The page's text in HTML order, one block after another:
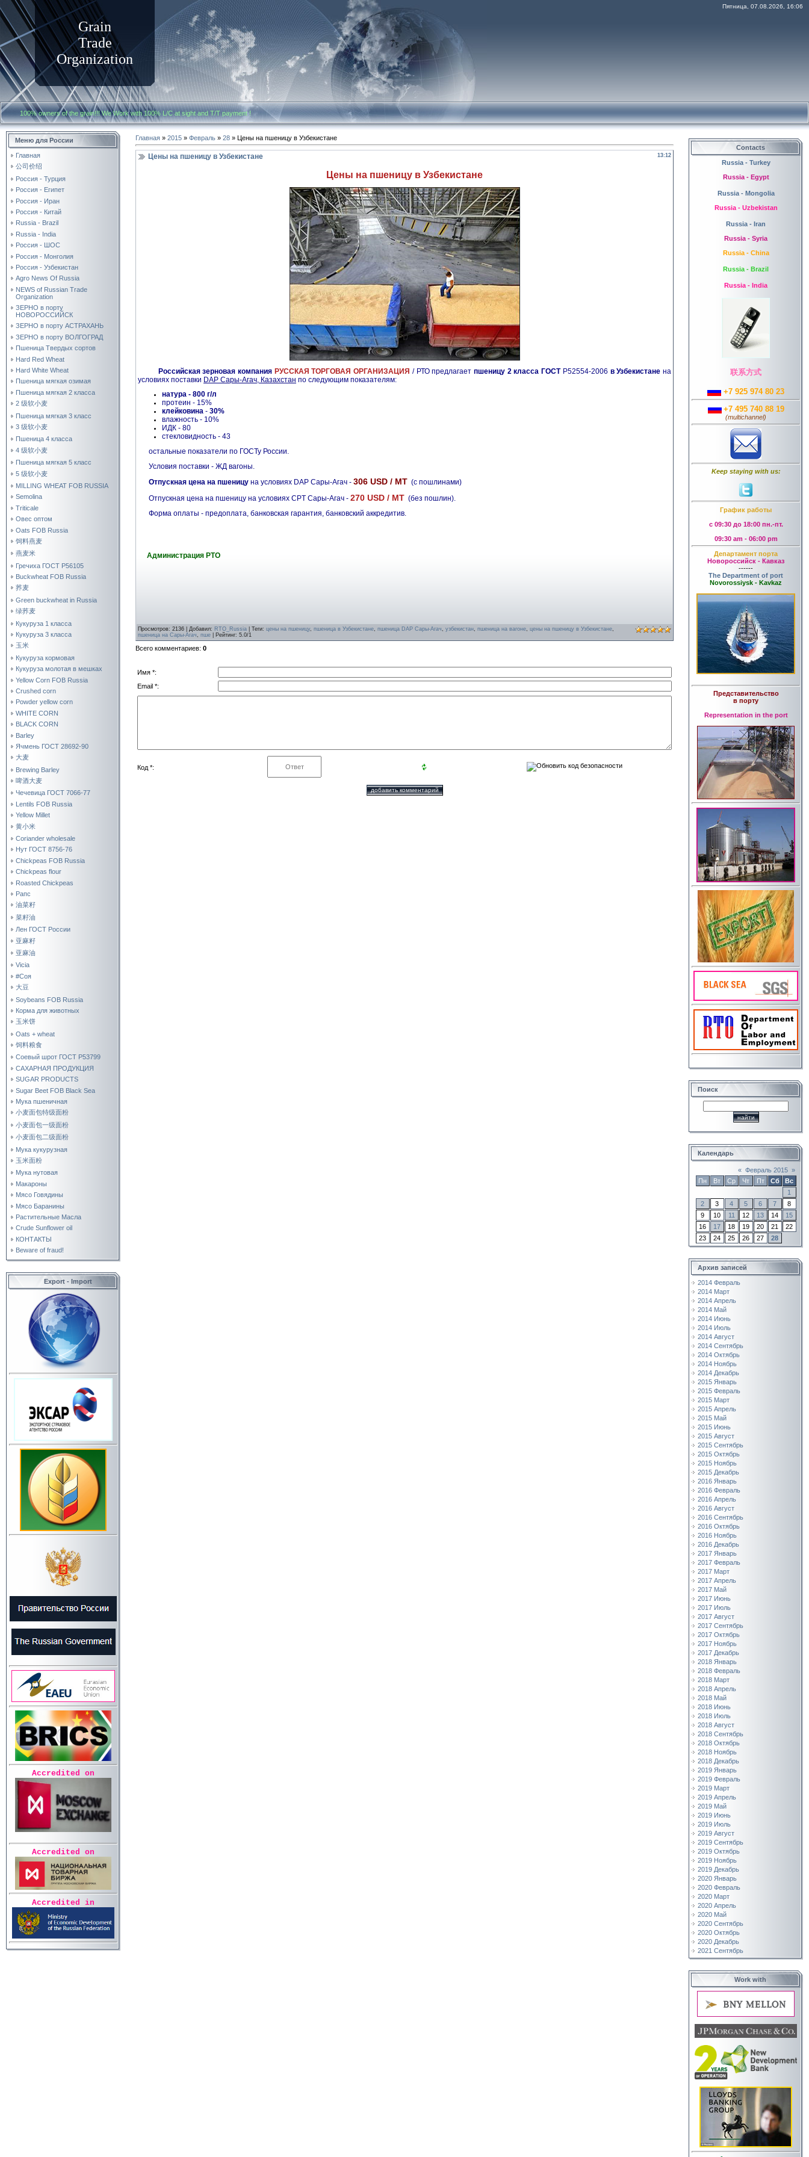
Grain
Trade
Organization
Пятница, 07.08.2026, 16:06
100% owners of the grain!!! We Work with100% L/C at sight and T/T payment!
Меню для России
Главная
公司价绍
Россия - Турция
Россия - Египет
Россия - Иран
Россия - Китай
Russia - Brazil
Russia - India
Россия - ШОС
Россия - Монголия
Россия - Узбекистан
Agro News Of Russia
NEWS of Russian Trade
Organization
ЗЕРНО в порту
НОВОРОССИЙСК
ЗЕРНО в порту АСТРАХАНЬ
ЗЕРНО в порту ВОЛГОГРАД
Пшеница Твердых сортов
Hard Red Wheat
Hard White Wheat
Пшеница мягкая озимая
Пшеница мягкая 2 класса
2 级软小麦
Пшеница мягкая 3 класс
3 级软小麦
Пшеница 4 класса
4 级软小麦
Пшеница мягкая 5 класс
5 级软小麦
MILLING WHEAT FOB RUSSIA
Semolina
Triticale
Овес оптом
Oats FOB Russia
饲料燕麦
燕麦米
Гречиха ГОСТ Р56105
Buckwheat FOB Russia
荞麦
Green buckwheat in Russia
绿荞麦
Кукуруза 1 класса
Кукуруза 3 класса
玉米
Кукуруза кормовая
Кукуруза молотая в мешках
Yellow Corn FOB Russia
Crushed corn
Powder yellow corn
WHITE CORN
BLACK CORN
Barley
Ячмень ГОСТ 28692-90
大麦
Brewing Barley
啤酒大麦
Чечевица ГОСТ 7066-77
Lentils FOB Russia
Yellow Millet
黄小米
Coriander wholesale
Нут ГОСТ 8756-76
Chickpeas FOB Russia
Chickpeas flour
Roasted Chickpeas
Рапс
油菜籽
菜籽油
Лен ГОСТ России
亚麻籽
亚麻油
Vicia
#Соя
大豆
Soybeans FOB Russia
Корма для животных
玉米饼
Oats + wheat
饲料粮食
Соевый шрот ГОСТ Р53799
САХАРНАЯ ПРОДУКЦИЯ
SUGAR PRODUCTS
Sugar Beet FOB Black Sea
Мука пшеничная
小麦面包特级面粉
小麦面包一级面粉
小麦面包二级面粉
Мука кукурузная
玉米面粉
Мука нутовая
Макароны
Мясо Говядины
Мясо Баранины
Растительные Масла
Crude Sunflower oil
КОНТАКТЫ
Beware of fraud!
Export - Import
Accredited on
Accredited on
Accredited in
Главная » 2015 » Февраль » 28 » Цены на пшеницу в Узбекистане
13:12
Цены на пшеницу в Узбекистане
Цены на пшеницу в Узбекистане
Российская зерновая компания РУССКАЯ ТОРГОВАЯ ОРГАНИЗАЦИЯ / РТО предлагаетпшеницу 2 класса ГОСТР52554-2006 в Узбекистане на
условиях поставки DAP Сары-Агач, Казахстан по следующим показателям:
натура - 800 г/л
протеин - 15%
клейковина - 30%
влажность - 10%
ИДК - 80
стекловидность - 43
остальные показатели по ГОСТу России.
Условия поставки - ЖД вагоны.
Отпускная цена на пшеницу на условиях DAP Сары-Агач - 306 USD / MT (с пошлинами)
Отпускная цена на пшеницу на условиях CPT Сары-Агач - 270 USD / MT (без пошлин).
Форма оплаты - предоплата, банковская гарантия, банковский аккредитив.
Администрация РТО
Просмотров: 2136 Добавил: RTO_Russia Теги: цены на пшеницу, пшеница в Узбекистане пшеница DAP Сары-Агач узбекистан пшеница на вагоне цены на пшеницу в Узбекистане
пшеница на Сары-Агач
пше Рейтинг: 5.0/1
Всего комментариев: 0
Имя *:
Email *:
Код *:
Contacts
Russia - Turkey
Russia - Egypt
Russia - Mongolia
Russia - Uzbekistan
Russia - Iran
Russia - Syria
Russia - China
Russia - Brazil
Russia - India
联系方式
+7 925 974 80 23
+7 495 740 88 19
(multichannel)
Keep staying with us:
График работы
с 09:30 до 18:00 пн.-пт.
09:30 am - 06:00 pm
Департамент порта
Новороссийск - Кавказ
------
The Department of port
Novorossiysk - Kavkaz
Представительство
в порту
Representation in the port
Поиск
Календарь
« Февраль 2015 »
Пн
Вт Ср Чт Пт Сб
Вс
1
2
3 4 5 6 7
8
9
10 11 12 13 14
15
16
17 18 19 20 21
22
23
24 25 26 27 28
Архив записей
2014 Февраль
2014 Март
2014 Апрель
2014 Май
2014 Июнь
2014 Июль
2014 Август
2014 Сентябрь
2014 Октябрь
2014 Ноябрь
2014 Декабрь
2015 Январь
2015 Февраль
2015 Март
2015 Апрель
2015 Май
2015 Июнь
2015 Август
2015 Сентябрь
2015 Октябрь
2015 Ноябрь
2015 Декабрь
2016 Январь
2016 Февраль
2016 Апрель
2016 Август
2016 Сентябрь
2016 Октябрь
2016 Ноябрь
2016 Декабрь
2017 Январь
2017 Февраль
2017 Март
2017 Апрель
2017 Май
2017 Июнь
2017 Июль
2017 Август
2017 Сентябрь
2017 Октябрь
2017 Ноябрь
2017 Декабрь
2018 Январь
2018 Февраль
2018 Март
2018 Апрель
2018 Май
2018 Июнь
2018 Июль
2018 Август
2018 Сентябрь
2018 Октябрь
2018 Ноябрь
2018 Декабрь
2019 Январь
2019 Февраль
2019 Март
2019 Апрель
2019 Май
2019 Июнь
2019 Июль
2019 Август
2019 Сентябрь
2019 Октябрь
2019 Ноябрь
2019 Декабрь
2020 Январь
2020 Февраль
2020 Март
2020 Апрель
2020 Май
2020 Сентябрь
2020 Октябрь
2020 Декабрь
2021 Сентябрь
Work with